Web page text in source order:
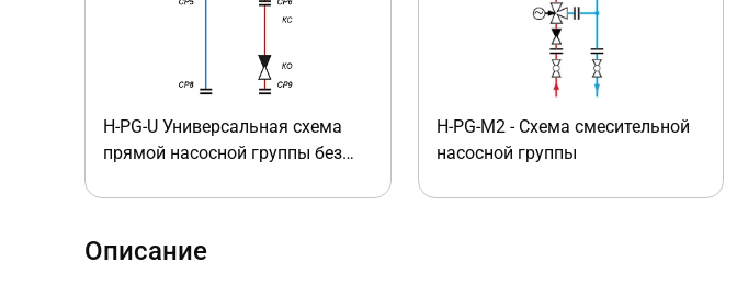
H-PG-U Универсальная схема
прямой насосной группы без
H-PG-M2 - Схема смесительной
насосной группы
Описание